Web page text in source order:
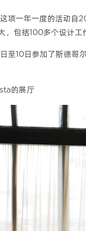
项一年一度的活动自
，包括100多个设计
至10日参加了斯德
的展厅